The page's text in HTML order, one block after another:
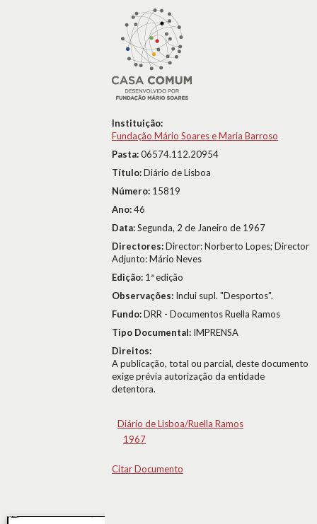
Instituição:
Fundação Mário Soares e Maria Barroso
Pasta:06574.112.20954
Título:Diário de Lisboa
Número: 15819
Ano:46
Data:Segunda, 2 de Janeiro de 1967
Directores:Director: Norberto Lopes; Director
Adjunto: Mário Neves
Edição: 1ª edição
Observações: Inclui supl. "Desportos".
Fundo:DRR - Documentos Ruella Ramos
Tipo Documental: IMPRENSA
Direitos:
A publicação, total ou parcial, deste documento
exige prévia autorização da entidade
detentora.
Diário de Lisboa/Ruella Ramos
1967
Citar Documento